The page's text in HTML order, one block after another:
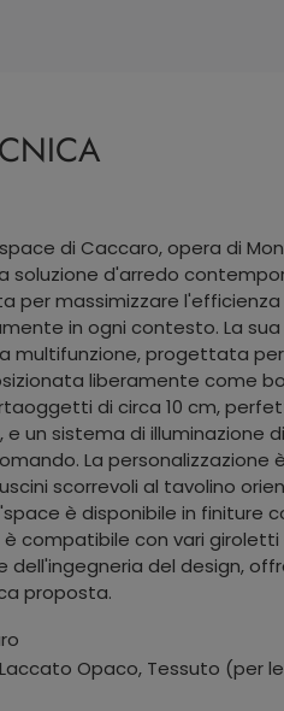
di Caccaro, opera di
soluzione d'arredo
per massimizzare
in ogni contesto. La
multifunzione, progettata
liberamente come
di circa 10 cm,
e un sistema di illuminazione
La personalizzazione
scorrevoli al tavolino
è disponibile in finiture
compatibile con vari giroletti
dell'ingegneria del design,
proposta.
Opaco, Tessuto (per